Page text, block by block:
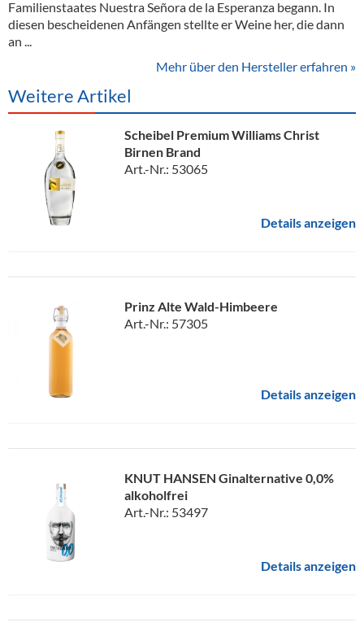
Familienstaates Nuestra Señora de la Esperanza begann. In
diesen bescheidenen Anfängen stellte er Weine her, die dann
an ...
Mehr über den Hersteller erfahren »
Weitere Artikel
Scheibel Premium Williams Christ
Birnen Brand
Art.-Nr.: 53065
Details anzeigen
Prinz Alte Wald-Himbeere
Art.-Nr.: 57305
Details anzeigen
KNUT HANSEN Ginalternative 0,0%
alkoholfrei
Art.-Nr.: 53497
Details anzeigen